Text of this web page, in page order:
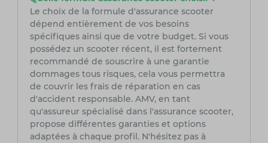
Le choix de la formule d'assurance scooter
dépend entièrement de vos besoins
spécifiques ainsi que de votre budget. Si vous
possédez un scooter récent, il est fortement
recommandé de souscrire à une garantie
dommages tous risques, cela vous permettra
de couvrir les frais de réparation en cas
d'accident responsable. AMV, en tant
qu'assureur spécialisé dans l'assurance scooter,
propose différentes garanties et options
adaptées à chaque profil. N'hésitez pas à